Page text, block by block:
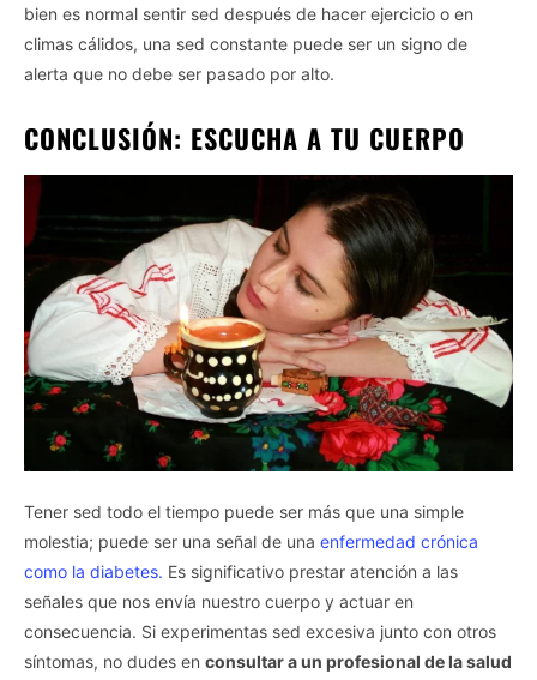
bien es normal sentir sed después de hacer ejercicio o en
climas cálidos, una sed constante puede ser un signo de
alerta que no debe ser pasado por alto.
CONCLUSIÓN: ESCUCHA A TU CUERPO
Tener sed todo el tiempo puede ser más que una simple
molestia; puede ser una señal de una enfermedad crónica
como la diabetes. Es significativo prestar atención a las
señales que nos envía nuestro cuerpo y actuar en
consecuencia. Si experimentas sed excesiva junto con otros
síntomas, no dudes en consultar a un profesional de la salud